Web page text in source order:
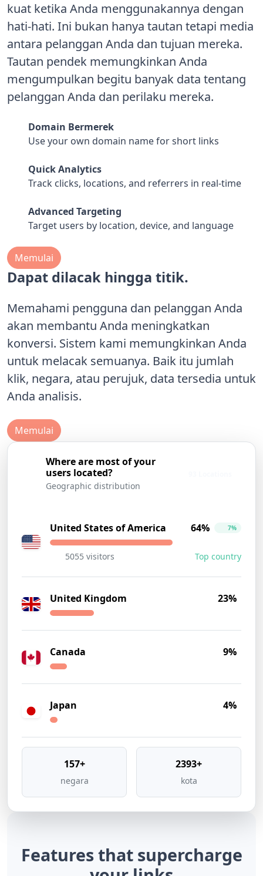
kuat ketika Anda menggunakannya dengan
hati-hati. Ini bukan hanya tautan tetapi media
antara pelanggan Anda dan tujuan mereka.
Tautan pendek memungkinkan Anda
mengumpulkan begitu banyak data tentang
pelanggan Anda dan perilaku mereka.
Domain Bermerek
Use your own domain name for short links
Quick Analytics
Track clicks, locations, and referrers in real-time
Advanced Targeting
Target users by location, device, and language
Memulai
Dapat dilacak hingga titik.
Memahami pengguna dan pelanggan Anda
akan membantu Anda meningkatkan
konversi. Sistem kami memungkinkan Anda
untuk melacak semuanya. Baik itu jumlah
klik, negara, atau perujuk, data tersedia untuk
Anda analisis.
Memulai
Where are most of your
users located?
Geographic distribution
United States of America 64% 7%
5055 visitors Top country
United Kingdom 23%
Canada 9%
Japan 4%
157+
negara
2393+
kota
Features that supercharge